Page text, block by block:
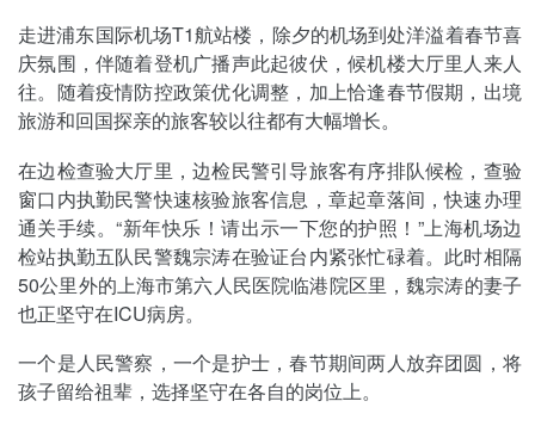
走进浦东国际机场T1航站楼，除夕的机场到处洋溢着春节喜
庆氛围，伴随着登机广播声此起彼伏，候机楼大厅里人来人
往。随着疫情防控政策优化调整，加上恰逢春节假期，出境
旅游和回国探亲的旅客较以往都有大幅增长。
在边检查验大厅里，边检民警引导旅客有序排队候检，查验
窗口内执勤民警快速核验旅客信息，章起章落间，快速办理
通关手续。“新年快乐！请出示一下您的护照！”上海机场边
检站执勤五队民警魏宗涛在验证台内紧张忙碌着。此时相隔
50公里外的上海市第六人民医院临港院区里，魏宗涛的妻子
也正坚守在ICU病房。
一个是人民警察，一个是护士，春节期间两人放弃团圆，将
孩子留给祖辈，选择坚守在各自的岗位上。